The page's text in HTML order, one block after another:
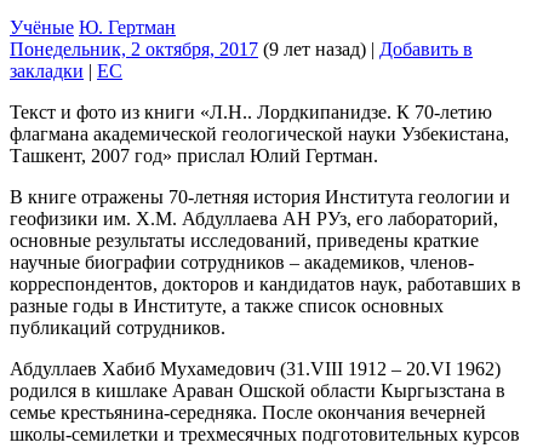
Учёные Ю. Гертман
Понедельник, 2 октября, 2017 (9 лет назад) | Добавить в
закладки | EC
Текст и фото из книги «Л.Н.. Лордкипанидзе. К 70-летию
флагмана академической геологической науки Узбекистана,
Ташкент, 2007 год» прислал Юлий Гертман.
В книге отражены 70-летняя история Института геологии и
геофизики им. Х.М. Абдуллаева АН РУз, его лабораторий,
основные результаты исследований, приведены краткие
научные биографии сотрудников – академиков, членов-
корреспондентов, докторов и кандидатов наук, работавших в
разные годы в Институте, а также список основных
публикаций сотрудников.
Абдуллаев Хабиб Мухамедович (31.VIII 1912 – 20.VI 1962)
родился в кишлаке Араван Ошской области Кыргызстана в
семье крестьянина-середняка. После окончания вечерней
школы-семилетки и трехмесячных подготовительных курсов